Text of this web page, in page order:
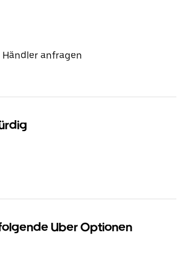
anfragen
Uber Optionen